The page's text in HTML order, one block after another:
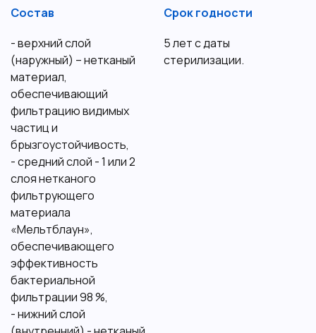
Состав
- верхний слой
(наружный) – нетканый
материал,
обеспечивающий
фильтрацию видимых
частиц и
брызгоустойчивость,
- средний слой - 1 или 2
слоя нетканого
фильтрующего
материала
«Мельтблаун»,
обеспечивающего
эффективность
бактериальной
фильтрации 98 %,
- нижний слой
Срок годности
5 лет с даты
стерилизации.